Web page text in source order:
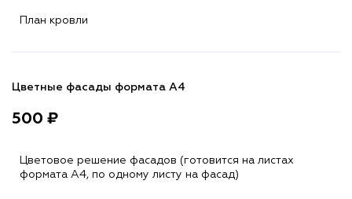
План кровли
Цветные фасады формата А4
500 ₽
Цветовое решение фасадов (готовится на листах
формата A4, по одному листу на фасад)